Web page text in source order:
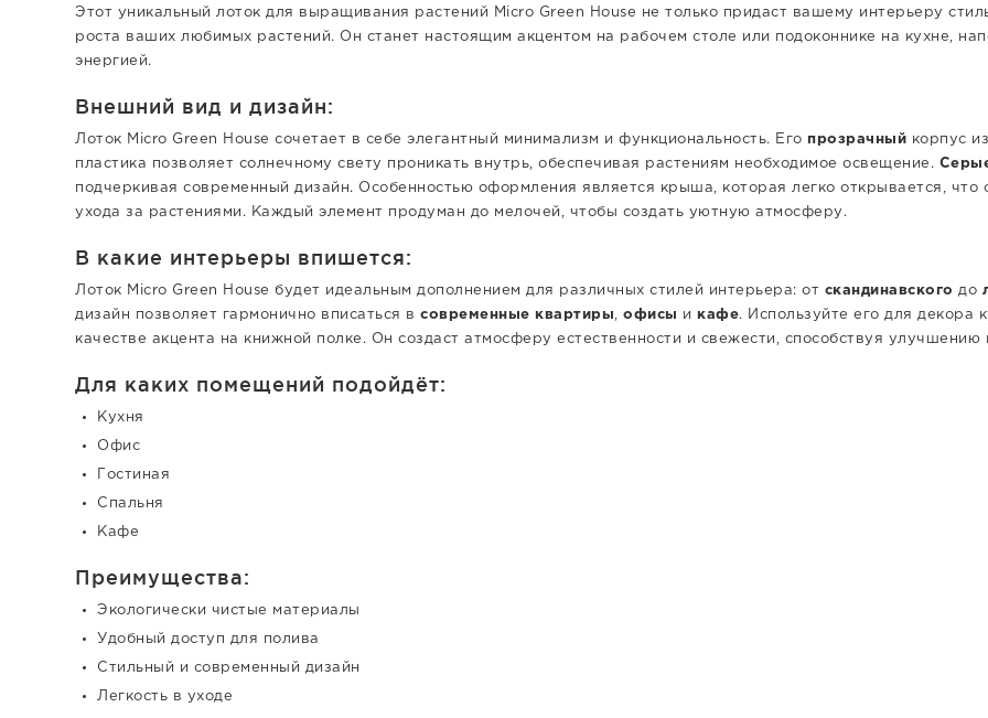
Этот уникальный лоток для выращивания растений Micro Green House не только придаст вашему интерьеру
роста ваших любимых растений. Он станет настоящим акцентом на рабочем столе или подоконнике на кухне,
энергией.
Внешний вид и дизайн:
Лоток Micro Green House сочетает в себе элегантный минимализм и функциональность. Его прозрачный корпус
пластика позволяет солнечному свету проникать внутрь, обеспечивая растениям необходимое освещение.
подчеркивая современный дизайн. Особенностью оформления является крыша, которая легко открывается, что
ухода за растениями. Каждый элемент продуман до мелочей, чтобы создать уютную атмосферу.
В какие интерьеры впишется:
Лоток Micro Green House будет идеальным дополнением для различных стилей интерьера: от скандинавского до
дизайн позволяет гармонично вписаться в современные квартиры офисы и кафе. Используйте его для декора
качестве акцента на книжной полке. Он создаст атмосферу естественности и свежести, способствуя улучшению
Для каких помещений подойдёт:
Кухня
Офис
Гостиная
Спальня
Кафе
Преимущества:
Экологически чистые материалы
Удобный доступ для полива
Стильный и современный дизайн
Легкость в уходе